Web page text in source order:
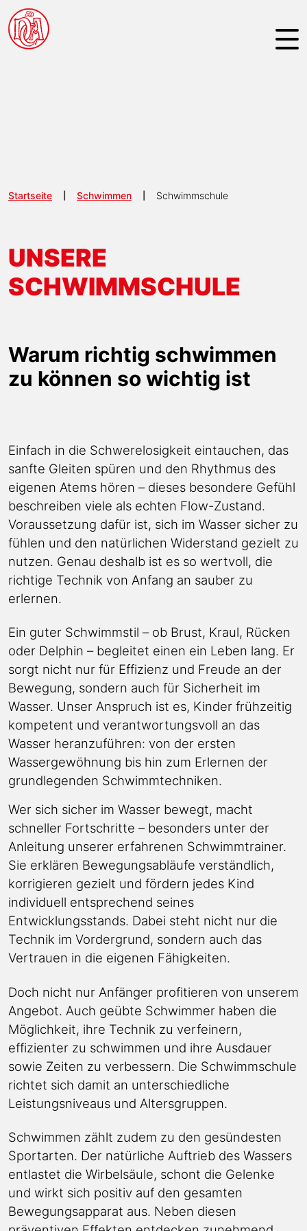
NAVIGATION ÜBERSPRINGEN
Startseite Schwimmen Schwimmschule
UNSERE
SCHWIMMSCHULE
Warum richtig schwimmen
zu können so wichtig ist
Einfach in die Schwerelosigkeit eintauchen, das
sanfte Gleiten spüren und den Rhythmus des
eigenen Atems hören – dieses besondere Gefühl
beschreiben viele als echten Flow-Zustand.
Voraussetzung dafür ist, sich im Wasser sicher zu
fühlen und den natürlichen Widerstand gezielt zu
nutzen. Genau deshalb ist es so wertvoll, die
richtige Technik von Anfang an sauber zu
erlernen.
Ein guter Schwimmstil – ob Brust, Kraul, Rücken
oder Delphin – begleitet einen ein Leben lang. Er
sorgt nicht nur für Effizienz und Freude an der
Bewegung, sondern auch für Sicherheit im
Wasser. Unser Anspruch ist es, Kinder frühzeitig
kompetent und verantwortungsvoll an das
Wasser heranzuführen: von der ersten
Wassergewöhnung bis hin zum Erlernen der
grundlegenden Schwimmtechniken.
Wer sich sicher im Wasser bewegt, macht
schneller Fortschritte – besonders unter der
Anleitung unserer erfahrenen Schwimmtrainer.
Sie erklären Bewegungsabläufe verständlich,
korrigieren gezielt und fördern jedes Kind
individuell entsprechend seines
Entwicklungsstands. Dabei steht nicht nur die
Technik im Vordergrund, sondern auch das
Vertrauen in die eigenen Fähigkeiten.
Doch nicht nur Anfänger profitieren von unserem
Angebot. Auch geübte Schwimmer haben die
Möglichkeit, ihre Technik zu verfeinern,
effizienter zu schwimmen und ihre Ausdauer
sowie Zeiten zu verbessern. Die Schwimmschule
richtet sich damit an unterschiedliche
Leistungsniveaus und Altersgruppen.
Schwimmen zählt zudem zu den gesündesten
Sportarten. Der natürliche Auftrieb des Wassers
entlastet die Wirbelsäule, schont die Gelenke
und wirkt sich positiv auf den gesamten
Bewegungsapparat aus. Neben diesen